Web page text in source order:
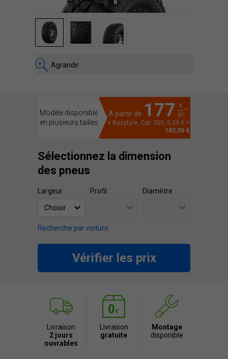
Agrandir
Modèle disponible
en plusieurs tailles
A partir de 177
€
pc
+ Recytyre, Cat. 300, 5,30 € =
182,30 €
Sélectionnez la dimension
des pneus
Largeur Profil Diamètre
Recherche par voiture
Vérifier les prix
Livraison
2 jours
ouvrables
Livraison
gratuite
Montage
disponible